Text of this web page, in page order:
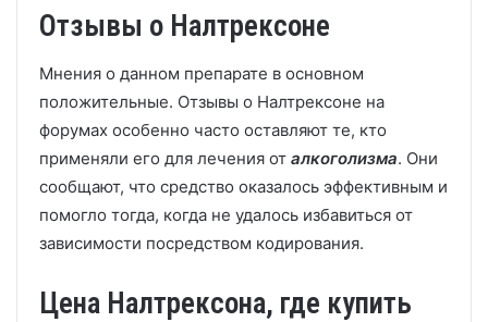
Отзывы о Налтрексоне
Мнения о данном препарате в основном
положительные. Отзывы о Налтрексоне на
форумах особенно часто оставляют те, кто
применяли его для лечения от алкоголизма. Они
сообщают, что средство оказалось эффективным и
помогло тогда, когда не удалось избавиться от
зависимости посредством кодирования.
Цена Налтрексона, где купить